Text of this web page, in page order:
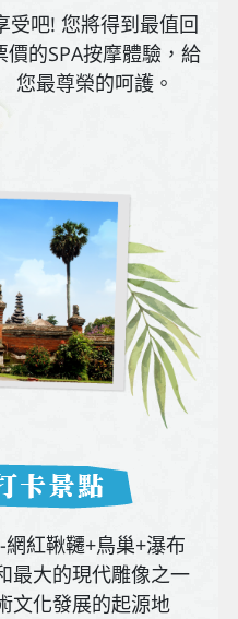
受吧! 您將得到最值回
價的SPA按摩體驗，給
您最尊榮的呵護。
紅鞦韆+鳥巢+瀑布
最大的現代雕像之一
文化發展的起源地